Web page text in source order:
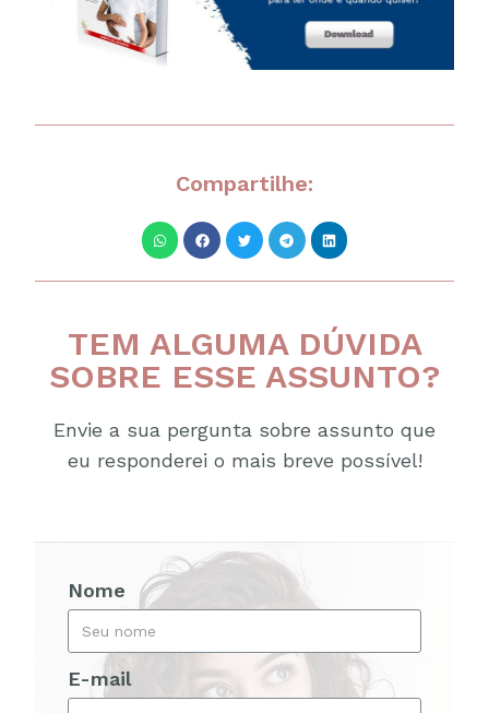
Compartilhe:
TEM ALGUMA DÚVIDA
SOBRE ESSE ASSUNTO?
Envie a sua pergunta sobre assunto que
eu responderei o mais breve possível!
Nome
E-mail